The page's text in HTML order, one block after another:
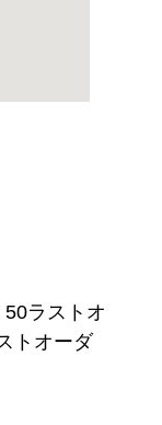
ラストオ
トオーダ